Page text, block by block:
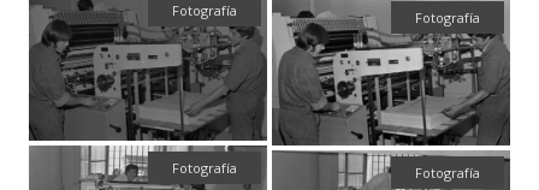
Fotografía Fotografía
Fotografía Fotografía